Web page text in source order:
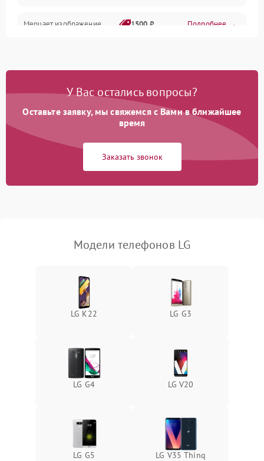
Мерцает изображение 1500 ₽ Подробнее →
У Вас остались вопросы?
Оставьте заявку, мы свяжемся с Вами в ближайшее
время
Заказать звонок
Модели телефонов LG
LG K22 LG G3
LG G4 LG V20
LG G5 LG V35 Thinq